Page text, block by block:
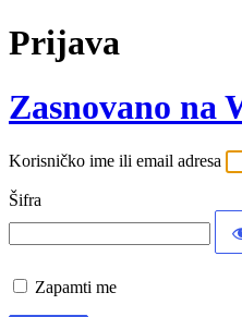
Prijava
Zasnovano na
Korisničko ime ili email adresa
Šifra
Zapamti me